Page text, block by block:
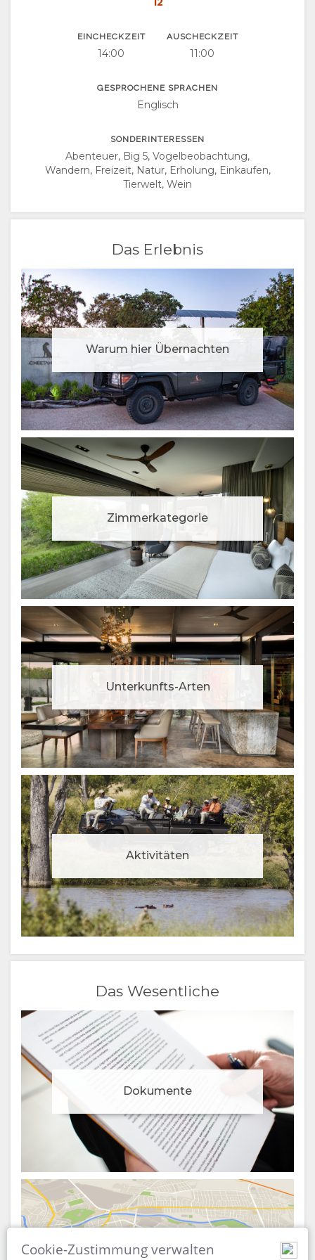
EINCHECKZEIT
14:00
AUSCHECKZEIT
11:00
GESPROCHENE SPRACHEN
Englisch
SONDERINTERESSEN
Abenteuer, Big 5, Vogelbeobachtung,
Wandern, Freizeit, Natur, Erholung, Einkaufen,
Tierwelt, Wein
Das Erlebnis
Warum hier Übernachten
Zimmerkategorie
Unterkunfts-Arten
Aktivitäten
Das Wesentliche
Dokumente
Cookie-Zustimmung verwalten